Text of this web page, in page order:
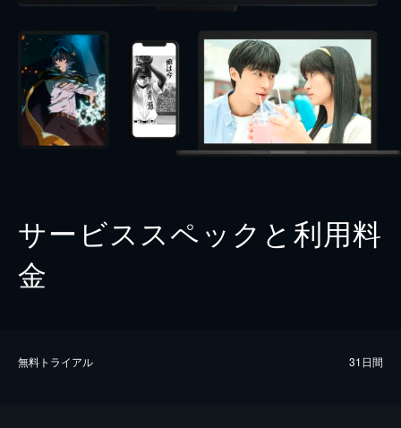
サービススペックと利用料
金
無料トライアル 31日間